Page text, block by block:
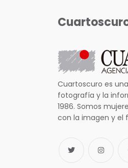
Cuartoscuro es
fotografía y la
1986. Somos
con la imagen y el